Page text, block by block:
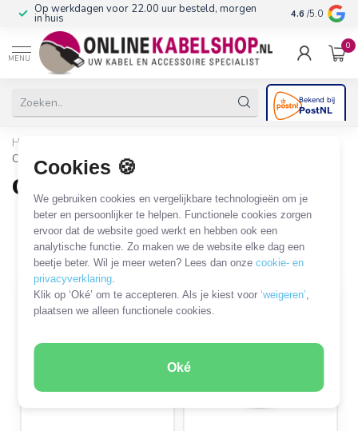
Cookies 🍪
We gebruiken cookies en vergelijkbare technologieën om je
beter en persoonlijker te helpen. Functionele cookies zorgen
ervoor dat de website goed werkt en hebben ook een
analytische functie. Zo maken we de website elke dag een
beetje beter. Wil je meer weten? Lees dan onzecookie- en
privacyverklaring.
Klik op ‘Oké’ om te accepteren. Als je kiest voor‘weigeren’,
plaatsen we alleen functionele cookies.
Oké
Op werkdagen voor 22.00 uur besteld, morgen
in huis 10+jaar
4.6 /5.0
MENU
0
Home
Camera's voor buiten
Camera's voor buiten
13 PRODUCTEN
Filters SORTEER OP
SALE OP = OP